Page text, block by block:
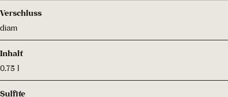
Verschluss
diam
Inhalt
0.75 l
Sulfite